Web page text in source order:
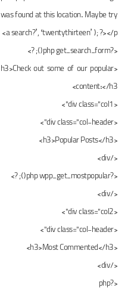
was found at this location. Maybe try
a search?’, ‘twentythirteen’ ); ?></p>
<?php get_search_form(); ?>
<h3>Check out some of our popular
content:</h3>
<div class="col1">
<div class="col-header">
<h3>Popular Posts</h3>
</div>
<?php wpp_get_mostpopular(); ?>
</div>
<div class="col2">
<div class="col-header">
<h3>Most Commented</h3>
</div>
<?php